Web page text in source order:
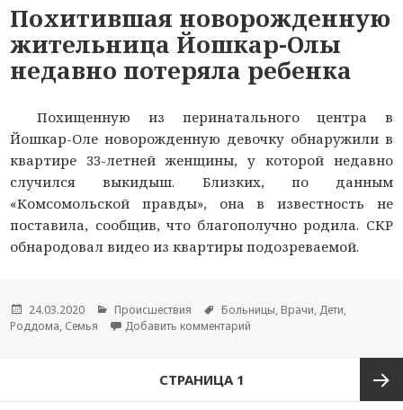
Похитившая новорожденную
жительница Йошкар-Олы
недавно потеряла ребенка
Похищенную из перинатального центра в
Йошкар-Оле новорожденную девочку обнаружили в
квартире 33-летней женщины, у которой недавно
случился выкидыш. Близких, по данным
«Комсомольской правды», она в известность не
поставила, сообщив, что благополучно родила. СКР
обнародовал видео из квартиры подозреваемой.
Опубликовано
24.03.2020 Рубрики
Происшествия Метки
Больницы, Врачи, Дети,
Роддома, Семья Добавить комментарий
СТРАНИЦА1